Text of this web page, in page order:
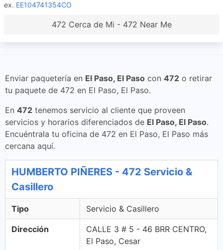
ex. EE104741354CO
472 Cerca de Mi - 472 Near Me
Enviar paquetería en El Paso, El Paso con 472 o retirar
tu paquete de 472 en El Paso, El Paso.
En 472 tenemos servicio al cliente que proveen
servicios y horarios diferenciados de El Paso, El Paso.
Encuéntrala tu oficina de 472 en El Paso, El Paso más
cercana aquí.
HUMBERTO PIÑERES - 472 Servicio &
Casillero
Tipo Servicio & Casillero
Dirección
CALLE 3 # 5 - 46 BRR CENTRO,
El Paso, Cesar